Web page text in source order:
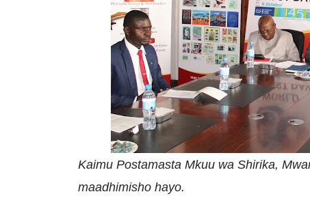
Kaimu Postamasta Mkuu wa Shirika,
maadhimisho hayo.